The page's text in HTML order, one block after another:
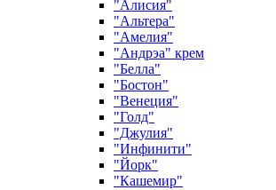
"Алисия"
"Альтера"
"Амелия"
"Андрэа" крем
"Белла"
"Бостон"
"Венеция"
"Голд"
"Джулия"
"Инфинити"
"Йорк"
"Кашемир"